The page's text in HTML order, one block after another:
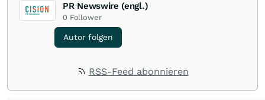
PR Newswire (engl.)
0 Follower
Autor folgen
RSS-Feed abonnieren